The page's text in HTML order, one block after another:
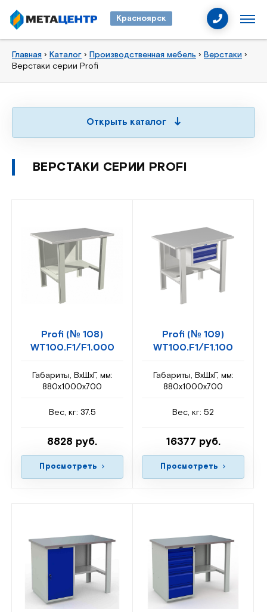
Красноярск
Главная › Каталог › Производственная мебель › Верстаки ›
Верстаки серии Profi
Открыть каталог
ВЕРСТАКИ СЕРИИ PROFI
Profi (№ 108)
WT100.F1/F1.000
Габариты, ВxШxГ, мм:
880x1000x700
Вес, кг: 37.5
8828 руб.
Просмотреть
Profi (№ 109)
WT100.F1/F1.100
Габариты, ВxШxГ, мм:
880x1000x700
Вес, кг: 52
16377 руб.
Просмотреть